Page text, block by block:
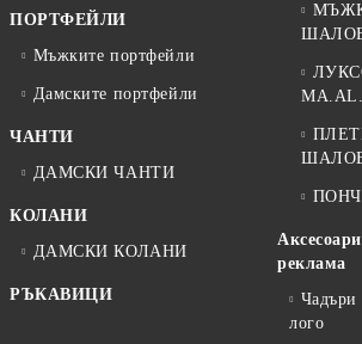
ПОРТФЕЙЛИ
Мъжките портфейли
Дамските портфейли
ЧАНТИ
ДАМСКИ ЧАНТИ
КОЛАНИ
ДАМСКИ КОЛАНИ
РЪКАВИЦИ
реклама
Чадъри
лого